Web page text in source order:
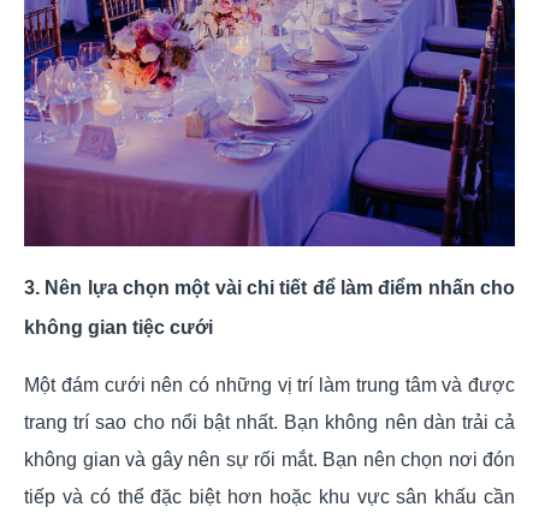
3. Nên lựa chọn một vài chi tiết để làm điểm nhấn cho
không gian tiệc cưới
Một đám cưới nên có những vị trí làm trung tâm và được
trang trí sao cho nổi bật nhất. Bạn không nên dàn trải cả
không gian và gây nên sự rối mắt. Bạn nên chọn nơi đón
tiếp và có thể đặc biệt hơn hoặc khu vực sân khấu cần